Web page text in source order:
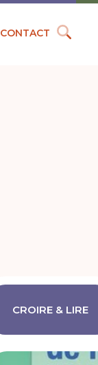
CONTACT
CROIRE & LIRE